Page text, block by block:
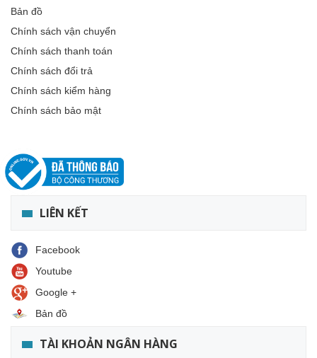
Bản đồ
Chính sách vận chuyển
Chính sách thanh toán
Chính sách đổi trả
Chính sách kiểm hàng
Chính sách bảo mật
LIÊN KẾT
Facebook
Youtube
Google +
Bản đồ
TÀI KHOẢN NGÂN HÀNG